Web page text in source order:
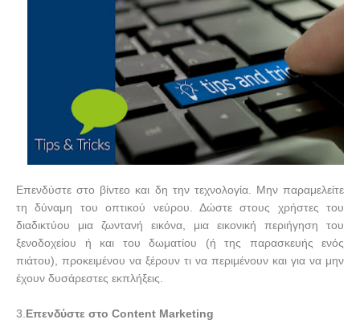
Επενδύστε στο βίντεο και δη την τεχνολογία. Μην παραμελείτε
τη δύναμη του οπτικού νεύρου. Δώστε στους χρήστες του
διαδικτύου μια ζωντανή εικόνα, μια εικονική περιήγηση του
ξενοδοχείου ή και του δωματίου (ή της παρασκευής ενός
πιάτου), προκειμένου να ξέρουν τι να περιμένουν και για να μην
έχουν δυσάρεστες εκπλήξεις.
3. Επενδύστε στο Content Marketing